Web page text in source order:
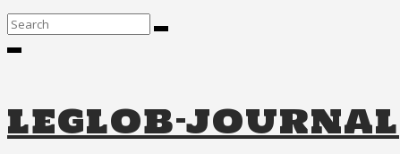
Search
leglob-journal